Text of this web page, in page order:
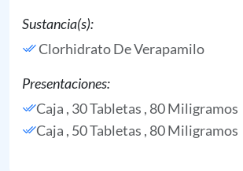
Sustancia(s):
Clorhidrato De Verapamilo
Presentaciones:
Caja , 30 Tabletas , 80 Miligramos
Caja , 50 Tabletas , 80 Miligramos